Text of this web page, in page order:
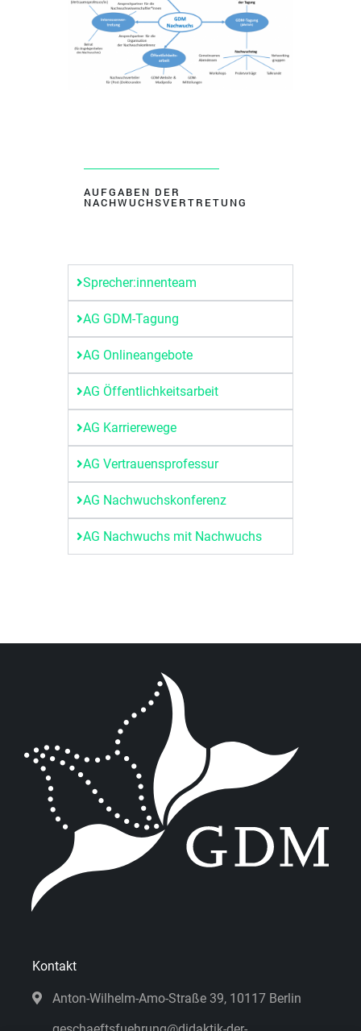
AUFGABEN DER
NACHWUCHSVERTRETUNG
Sprecher:innenteam
AG GDM-Tagung
AG Onlineangebote
AG Öffentlichkeitsarbeit
AG Karrierewege
AG Vertrauensprofessur
AG Nachwuchskonferenz
AG Nachwuchs mit Nachwuchs
Kontakt
Anton-Wilhelm-Amo-Straße 39, 10117 Berlin